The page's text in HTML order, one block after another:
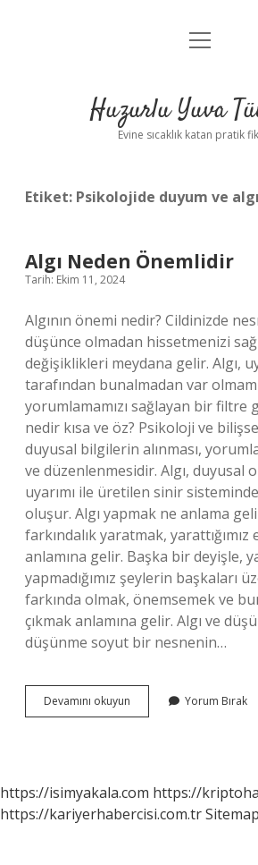
Anasayfa
Yasal Uyarı
menüyü
Huzurlu Yuva
Evine sıcaklık katan pratik
Etiket: Psikolojide duyum ve
Algı Neden Önemlidir
Tarih: Ekim 11, 2024
Algının önemi nedir? Cildinizde
düşünce olmadan hissetmenizi
değişiklikleri meydana gelir. Algı,
tarafından bunalmadan var
yorumlamamızı sağlayan bir filtre
nedir kısa ve öz? Psikoloji ve
duyusal bilgilerin alınması,
ve düzenlenmesidir. Algı, duyusal
uyarımı ile üretilen sinir
oluşur. Algı yapmak ne anlama
farkındalık yaratmak,
anlamına gelir. Başka bir deyişle,
yapmadığımız şeylerin başkaları
farkında olmak, önemsemek ve
çıkmak anlamına gelir. Algı ve
düşünme soyut bir nesnenin…
Devamını okuyun
Neden
Yorum Bırak
https://isimyakala.com https://
https://kariyerhabercisi.com.trSitemap